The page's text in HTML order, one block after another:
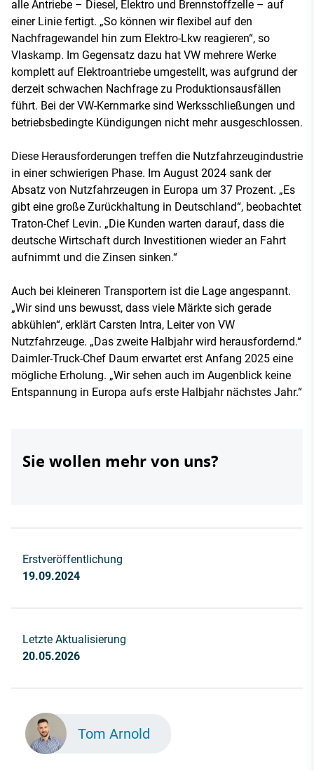
alle Antriebe – Diesel, Elektro und Brennstoffzelle – auf
einer Linie fertigt. „So können wir flexibel auf den
Nachfragewandel hin zum Elektro-Lkw reagieren“, so
Vlaskamp. Im Gegensatz dazu hat VW mehrere Werke
komplett auf Elektroantriebe umgestellt, was aufgrund der
derzeit schwachen Nachfrage zu Produktionsausfällen
führt. Bei der VW-Kernmarke sind Werksschließungen und
betriebsbedingte Kündigungen nicht mehr ausgeschlossen.
Diese Herausforderungen treffen die Nutzfahrzeugindustrie
in einer schwierigen Phase. Im August 2024 sank der
Absatz von Nutzfahrzeugen in Europa um 37 Prozent. „Es
gibt eine große Zurückhaltung in Deutschland“, beobachtet
Traton-Chef Levin. „Die Kunden warten darauf, dass die
deutsche Wirtschaft durch Investitionen wieder an Fahrt
aufnimmt und die Zinsen sinken.“
Auch bei kleineren Transportern ist die Lage angespannt.
„Wir sind uns bewusst, dass viele Märkte sich gerade
abkühlen“, erklärt Carsten Intra, Leiter von VW
Nutzfahrzeuge. „Das zweite Halbjahr wird herausfordernd.“
Daimler-Truck-Chef Daum erwartet erst Anfang 2025 eine
mögliche Erholung. „Wir sehen auch im Augenblick keine
Entspannung in Europa aufs erste Halbjahr nächstes Jahr.“
Sie wollen mehr von uns?
Erstveröffentlichung
19.09.2024
Letzte Aktualisierung
20.05.2026
Tom Arnold